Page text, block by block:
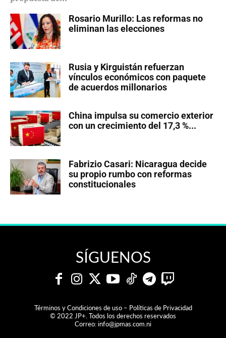
Rosario Murillo: Las reformas no
eliminan las elecciones
Rusia y Kirguistán refuerzan
vínculos económicos con paquete
de acuerdos millonarios
China impulsa su comercio exterior
con un crecimiento del 17,3 %...
Fabrizio Casari: Nicaragua decide
su propio rumbo con reformas
constitucionales
SÍGUENOS
Términos y Condiciones de uso – Políticas de Privacidad
© 2022 JP+. Todos los derechos reservados
Correo:info@jpmas.com.ni